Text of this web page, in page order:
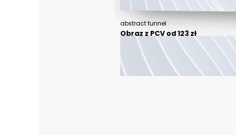
abstract tunnel
Obraz z PCV od 123 zł